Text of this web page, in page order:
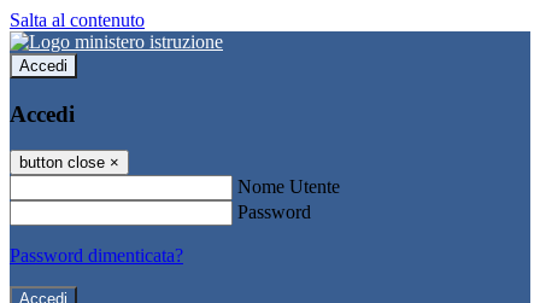
Salta al contenuto
Accedi
Accedi
button close ×
Nome Utente
Password
Password dimenticata?